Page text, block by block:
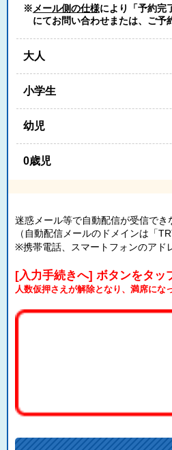
※ メール側の仕様により「予約完
にてお問い合わせまたは、ご予
大人
小学生
幼児
0歳児
迷惑メール等で自動配信が受信でき
（自動配信メールのドメインは「
※携帯電話、スマートフォンのアド
[入力手続きへ] ボタンをタッ
人数仮押さえが解除となり、満席にな